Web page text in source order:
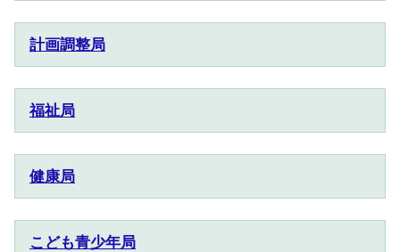
計画調整局
福祉局
健康局
こども青少年局